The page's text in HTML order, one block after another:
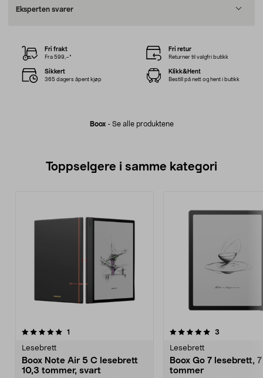
Eksperten svarer
Boox- Se alle produktene
Fri frakt
Fra 599,–*
Fri retur
Returner til valgfri butikk
Sikkert
365 dagers åpent kjøp
Klikk&Hent
Bestill på nett og hent i butikk
Toppselgere i samme kategori
1
Lesebrett
Boox Note Air 5 C lesebrett
10,3 tommer, svart
5.0 av 5 stjerner 3
Lesebrett
Boox Go 7 lesebrett, 7
tommer
0.0 av 5 stjerner